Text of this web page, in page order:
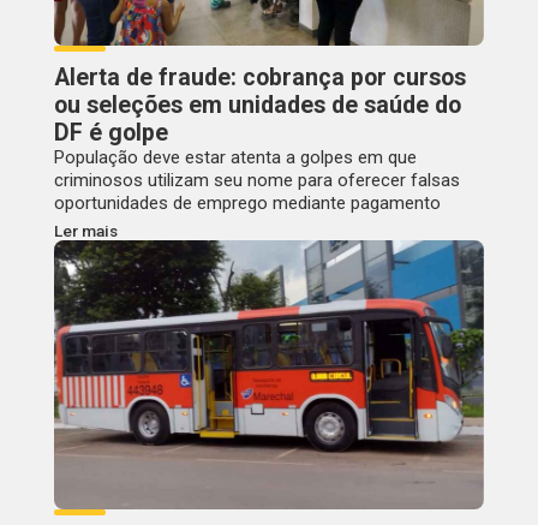
Alerta de fraude: cobrança por cursos
ou seleções em unidades de saúde do
DF é golpe
População deve estar atenta a golpes em que
criminosos utilizam seu nome para oferecer falsas
oportunidades de emprego mediante pagamento
Ler mais